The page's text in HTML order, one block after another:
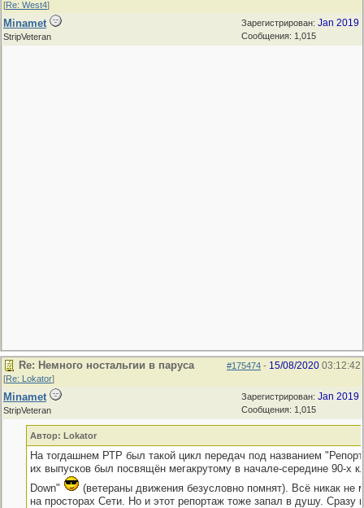
[Re: West4]
Зарегистрирован: Jan 2019
Сообщения: 1,015
Minamet
StripVeteran
#175474 - 15/08/2020 03:12:42
Re: Немного ностальгии в паруса
[Re: Lokator]
Зарегистрирован: Jan 2019
Сообщения: 1,015
Minamet
StripVeteran
Автор: Lokator
На тогдашнем РТР был такой цикл передач под названием
их выпусков был посвящён мегакрутому в начале-середине 90-х
Down"
(ветераны движения безусловно помнят). Всё никак не
на просторах Сети. Но и этот репортаж тоже запал в душу. Сразу